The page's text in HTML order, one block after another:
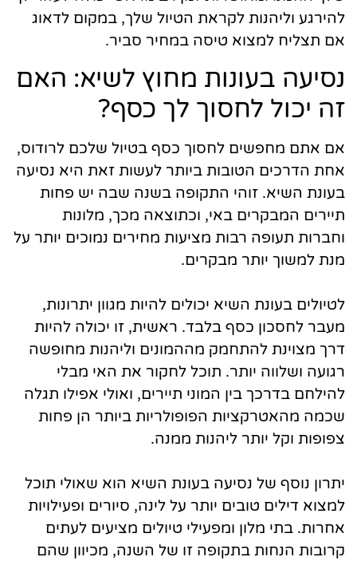
להירגע וליהנות לקראת הטיול שלך, במקום לדאוג
אם תצליח למצוא טיסה במחיר סביר.
נסיעה בעונות מחוץ לשיא: האם
זה יכול לחסוך לך כסף?
אם אתם מחפשים לחסוך כסף בטיול שלכם לרודוס,
אחת הדרכים הטובות ביותר לעשות זאת היא נסיעה
בעונת השיא. זוהי התקופה בשנה שבה יש פחות
תיירים המבקרים באי, וכתוצאה מכך, מלונות
וחברות תעופה רבות מציעות מחירים נמוכים יותר על
מנת למשוך יותר מבקרים.
לטיולים בעונת השיא יכולים להיות מגוון יתרונות,
מעבר לחסכון כסף בלבד. ראשית, זו יכולה להיות
דרך מצוינת להתחמק מההמונים וליהנות מחופשה
רגועה ושלווה יותר. תוכל לחקור את האי מבלי
להילחם בדרכך בין המוני תיירים, ואולי אפילו תגלה
שכמה מהאטרקציות הפופולריות ביותר הן פחות
צפופות וקל יותר ליהנות ממנה.
יתרון נוסף של נסיעה בעונת השיא הוא שאולי תוכל
למצוא דילים טובים יותר על לינה, סיורים ופעילויות
אחרות. בתי מלון ומפעילי טיולים מציעים לעתים
קרובות הנחות בתקופה זו של השנה, מכיוון שהם